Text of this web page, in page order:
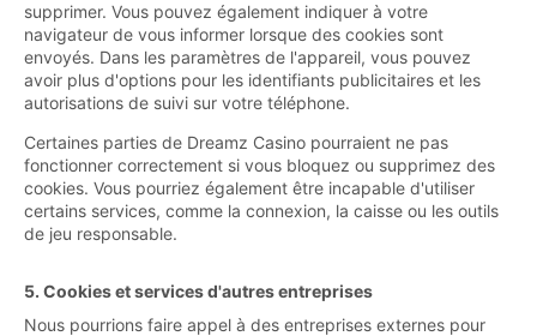
supprimer. Vous pouvez également indiquer à votre
navigateur de vous informer lorsque des cookies sont
envoyés. Dans les paramètres de l'appareil, vous pouvez
avoir plus d'options pour les identifiants publicitaires et les
autorisations de suivi sur votre téléphone.
Certaines parties de Dreamz Casino pourraient ne pas
fonctionner correctement si vous bloquez ou supprimez des
cookies. Vous pourriez également être incapable d'utiliser
certains services, comme la connexion, la caisse ou les outils
de jeu responsable.
5. Cookies et services d'autres entreprises
Nous pourrions faire appel à des entreprises externes pour